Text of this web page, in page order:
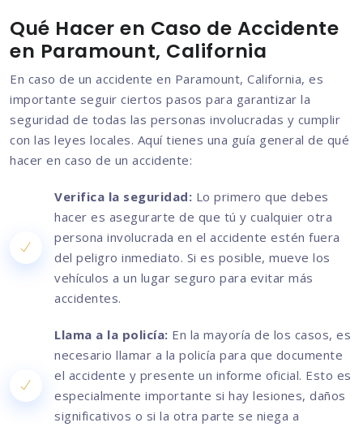
Qué Hacer en Caso de Accidente
en Paramount, California
En caso de un accidente en Paramount, California, es
importante seguir ciertos pasos para garantizar la
seguridad de todas las personas involucradas y cumplir
con las leyes locales. Aquí tienes una guía general de qué
hacer en caso de un accidente:
Verifica la seguridad: Lo primero que debes
hacer es asegurarte de que tú y cualquier otra
persona involucrada en el accidente estén fuera
del peligro inmediato. Si es posible, mueve los
vehículos a un lugar seguro para evitar más
accidentes.
Llama a la policía: En la mayoría de los casos, es
necesario llamar a la policía para que documente
el accidente y presente un informe oficial. Esto es
especialmente importante si hay lesiones, daños
significativos o si la otra parte se niega a